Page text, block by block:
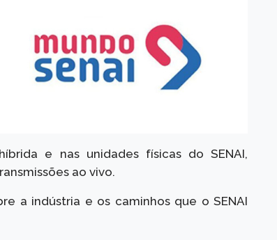
e nas unidades físicas do SENAI,
ao vivo.
a indústria e os caminhos que o SENAI